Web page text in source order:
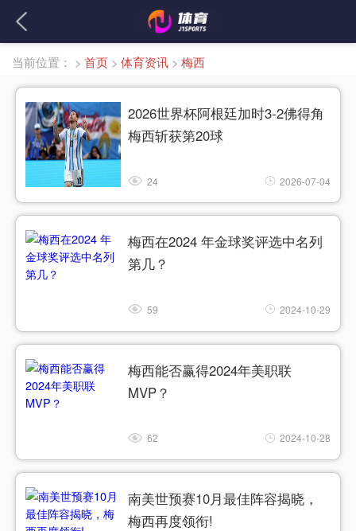
当前位置： > 首页 > 体育资讯 > 梅西
2026世界杯阿根廷加时3-2佛得角
梅西斩获第20球
24 2026-07-04
梅西在2024 年金球奖评选中名列
第几？
59 2024-10-29
梅西能否赢得2024年美职联
MVP？
62 2024-10-28
南美世预赛10月最佳阵容揭晓，
梅西再度领衔!